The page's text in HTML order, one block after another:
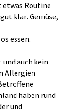
Routine
klar: Gemüse,
essen.
auch kein
Allergien
haben rund
und